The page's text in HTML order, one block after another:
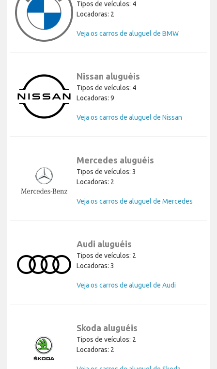
Tipos de veículos: 4
Locadoras: 2
Veja os carros de aluguel de BMW
Nissan aluguéis
Tipos de veículos: 4
Locadoras: 9
Veja os carros de aluguel de Nissan
Mercedes aluguéis
Tipos de veículos: 3
Locadoras: 2
Veja os carros de aluguel de Mercedes
Audi aluguéis
Tipos de veículos: 2
Locadoras: 3
Veja os carros de aluguel de Audi
Skoda aluguéis
Tipos de veículos: 2
Locadoras: 2